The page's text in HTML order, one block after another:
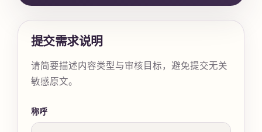
提交需求说明
请简要描述内容类型与审核目标，避免提交无关
敏感原文。
称呼